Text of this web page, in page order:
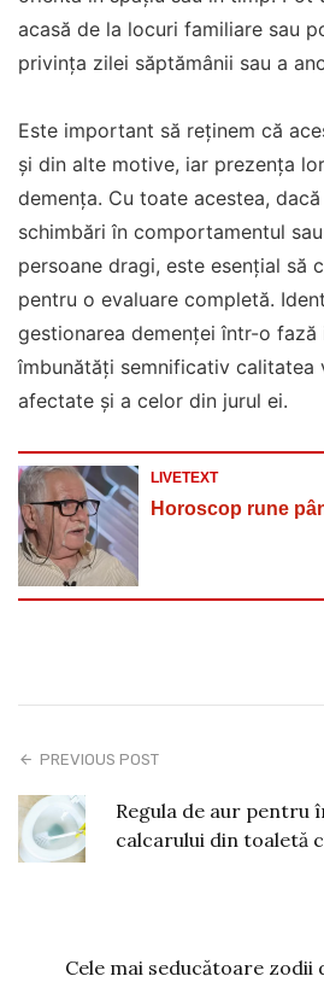
acasă de la locuri familiare sau
privința zilei săptămânii sau a
Este important să reținem că
și din alte motive, iar prezența
demența. Cu toate acestea,
schimbări în comportamentul
persoane dragi, este esențial să
pentru o evaluare completă.
gestionarea demenței într-o
îmbunătăți semnificativ calitatea
afectate și a celor din jurul ei.
LIVETEXT
Horoscop rune
PREVIOUS POST
Regula de aur pentru
calcarului din toaletă
Cele mai seducătoare zodii